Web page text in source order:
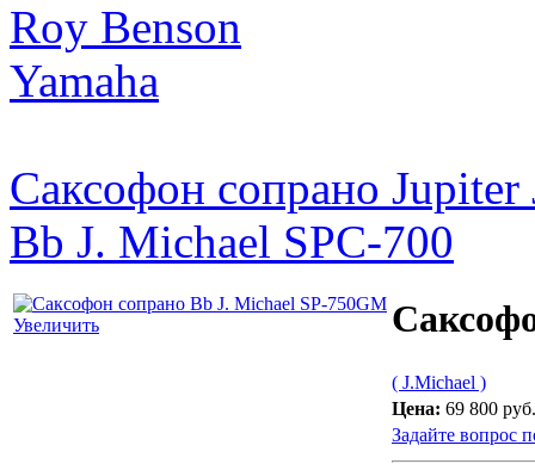
Roy Benson
Yamaha
Саксофон сопрано Jupiter
Bb J. Michael SPC-700
Увеличить
( J.Michael )
Цена: 69 800 руб.
Задайте вопрос